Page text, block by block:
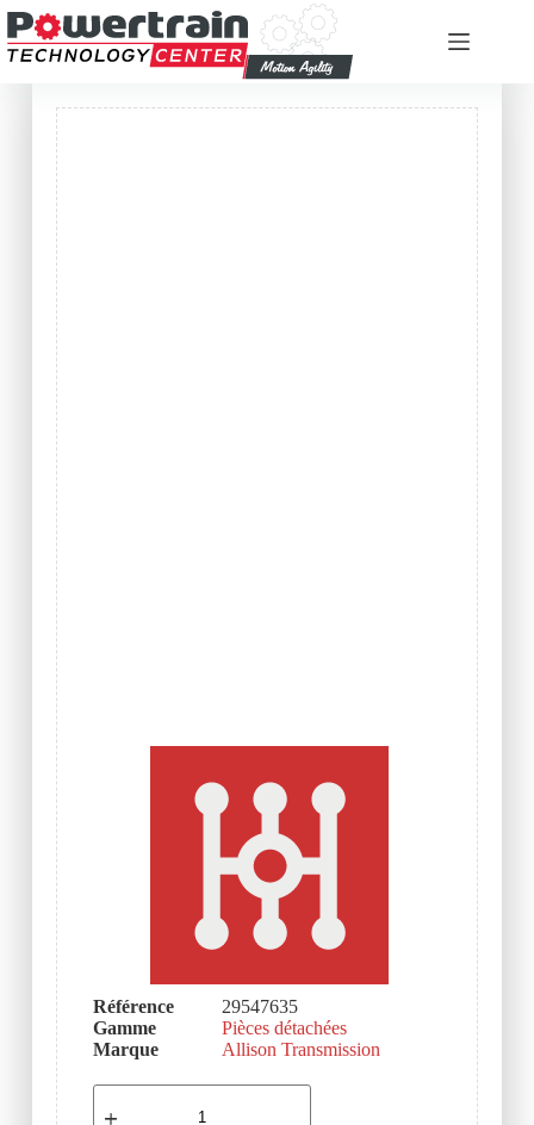
Référence
29547635
Gamme
Pièces détachées
Marque
Allison Transmission